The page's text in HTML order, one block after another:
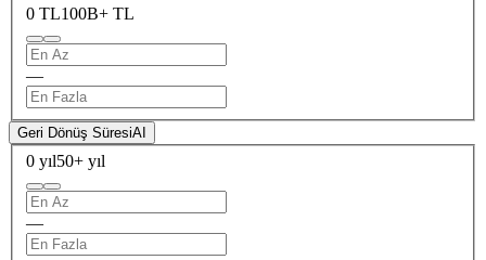
0 TL100B+ TL
—
Geri Dönüş SüresiAI
0 yıl50+ yıl
—